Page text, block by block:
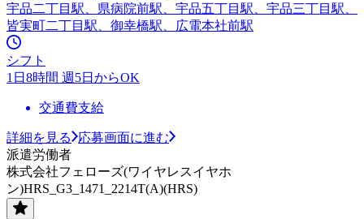
宇品二丁目駅、県病院前駅、宇品五丁目駅、宇品三丁目駅、
皆実町二丁目駅、御幸橋駅、広電本社前駅
シフト
1日8時間 週5日からOK
交通費支給
詳細を見る
応募画面に進む
派遣労働者
株式会社フェローズ(ワイヤレスイヤホ
ン)HRS_G3_1471_2214T(A)(HRS)